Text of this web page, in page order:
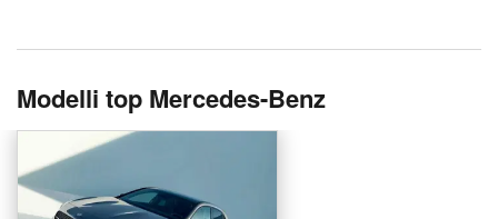
Modelli top Mercedes-Benz